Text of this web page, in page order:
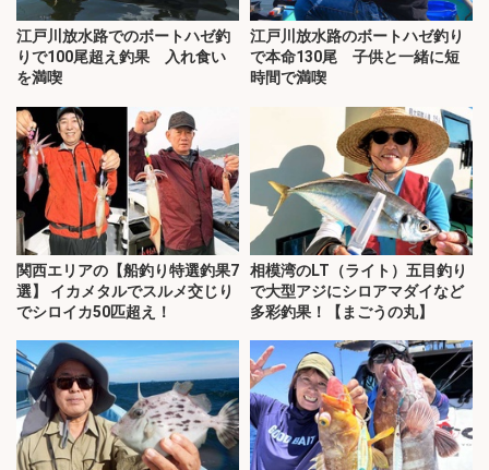
江戸川放水路でのボートハゼ釣
りで100尾超え釣果 入れ食い
を満喫
江戸川放水路のボートハゼ釣り
で本命130尾 子供と一緒に短
時間で満喫
関西エリアの【船釣り特選釣果7
選】 イカメタルでスルメ交じり
でシロイカ50匹超え！
相模湾のLT（ライト）五目釣り
で大型アジにシロアマダイなど
多彩釣果！【まごうの丸】